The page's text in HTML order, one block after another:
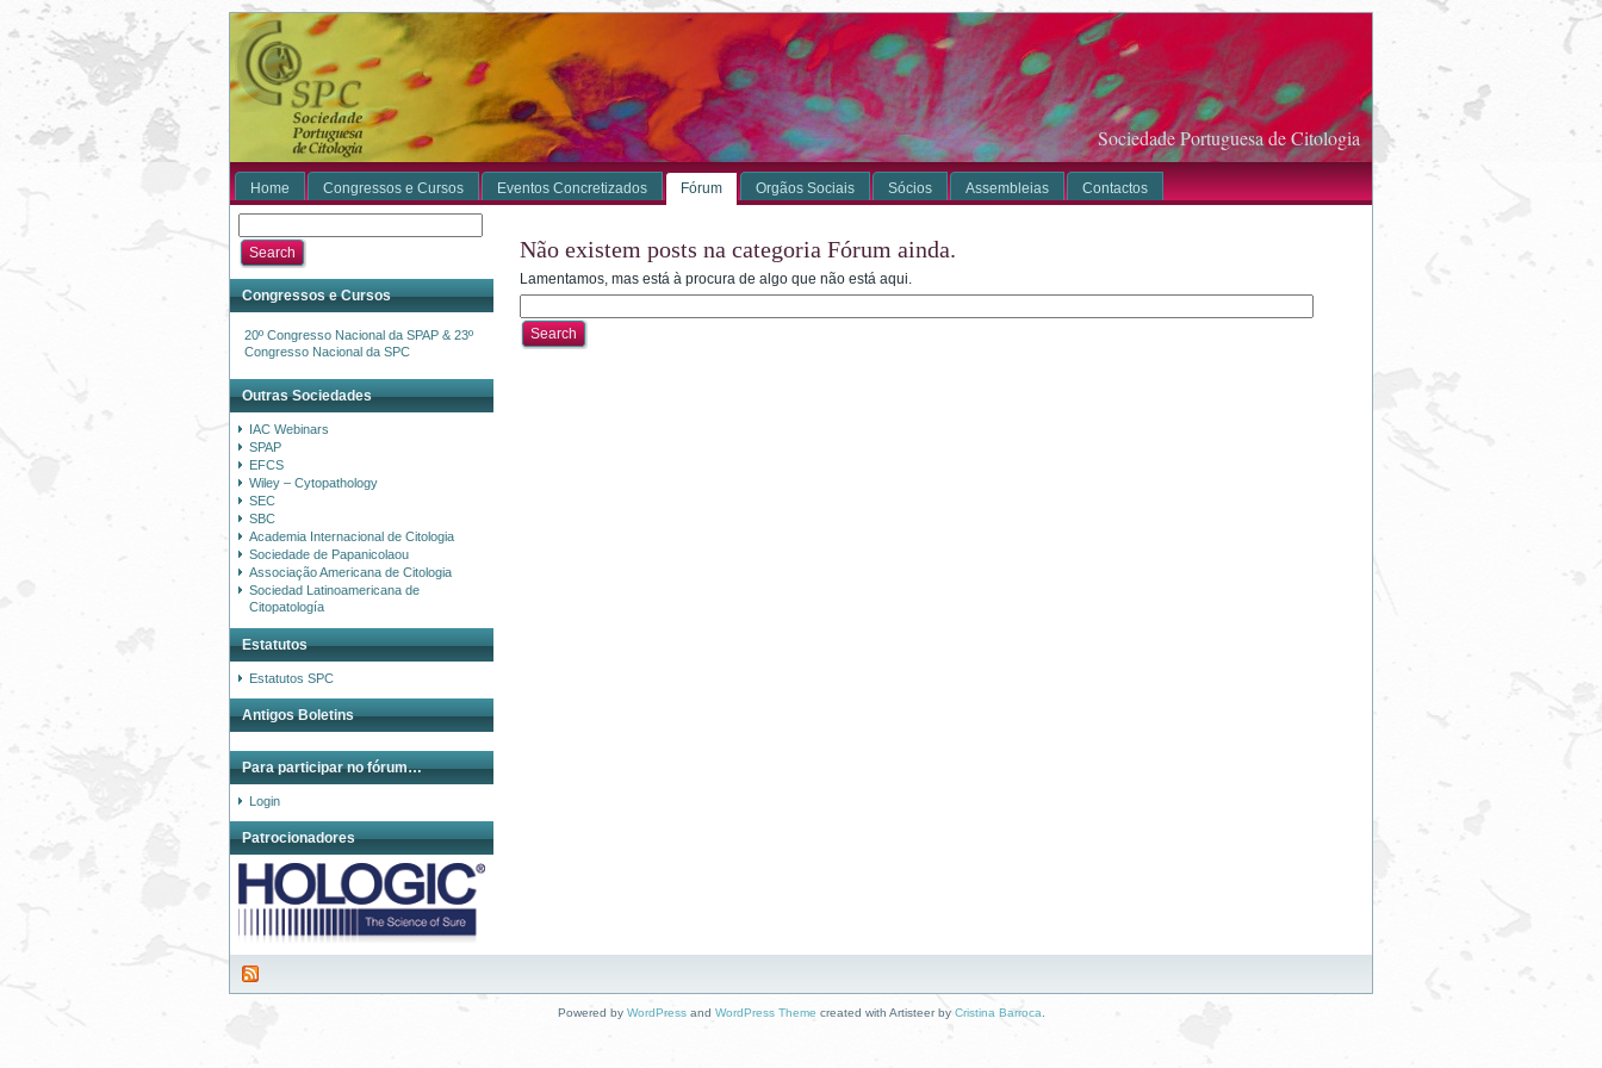
Sociedade Portuguesa de Citologia
Home Congressos e Cursos Eventos Concretizados Fórum Orgãos Sociais Sócios Assembleias Contactos
Congressos e Cursos
20º Congresso Nacional da SPAP & 23º
Congresso Nacional da SPC
Outras Sociedades
IAC Webinars
SPAP
EFCS
Wiley – Cytopathology
SEC
SBC
Academia Internacional de Citologia
Sociedade de Papanicolaou
Associação Americana de Citologia
Sociedad Latinoamericana de
Citopatología
Estatutos
Estatutos SPC
Antigos Boletins
Para participar no fórum…
Login
Patrocionadores
Não existem posts na categoria Fórum ainda.
Lamentamos, mas está à procura de algo que não está aqui.
Powered by WordPressand WordPress Theme created with Artisteer by Cristina Barroca